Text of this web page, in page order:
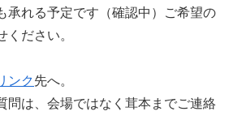
る予定です（確認中）ご希望の
ください。
ンク先へ。
、会場ではなく茸本までご連絡